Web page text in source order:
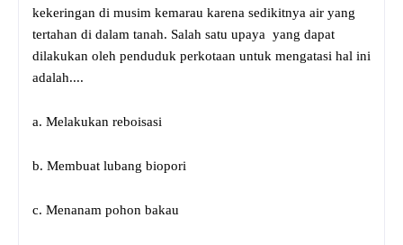
kekeringan di musim kemarau karena sedikitnya air yang
tertahan di dalam tanah. Salah satu upaya yang dapat
dilakukan oleh penduduk perkotaan untuk mengatasi hal ini
adalah....
a. Melakukan reboisasi
b. Membuat lubang biopori
c. Menanam pohon bakau